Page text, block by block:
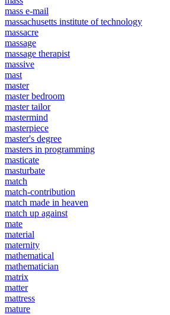
mass e-mail
massachusetts institute of technology
massacre
massage
massage therapist
massive
mast
master
master bedroom
master tailor
mastermind
masterpiece
master's degree
masters in programming
masticate
masturbate
match
match-contribution
match made in heaven
match up against
mate
material
maternity
mathematical
mathematician
matrix
matter
mattress
mature